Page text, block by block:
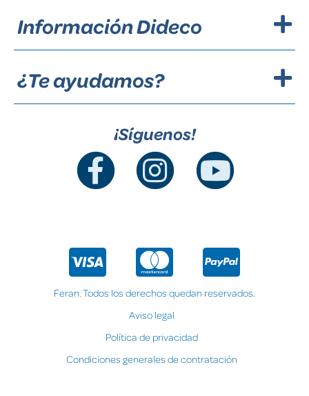
Información Dideco
¿Te ayudamos?
¡Síguenos!
Feran. Todos los derechos quedan reservados.
Aviso legal
Política de privacidad
Condiciones generales de contratación